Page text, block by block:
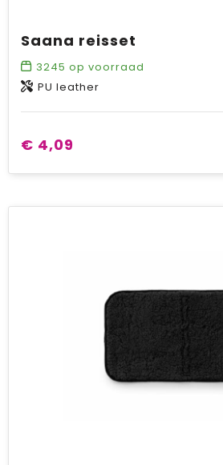
Saana reisset
3245 op voorraad
PU leather
€ 4,09